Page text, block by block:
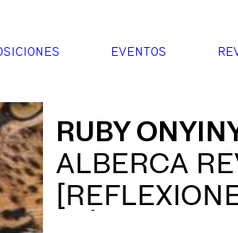
EVENTOS
RUBY
ALBERCA